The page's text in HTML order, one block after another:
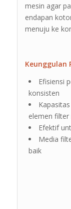
mesin agar
endapan
menuju ke
Keunggulan
Efisiensi
konsisten
elemen filter
Efektif
Media
baik